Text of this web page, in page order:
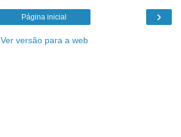
›
Página inicial
Ver versão para a web